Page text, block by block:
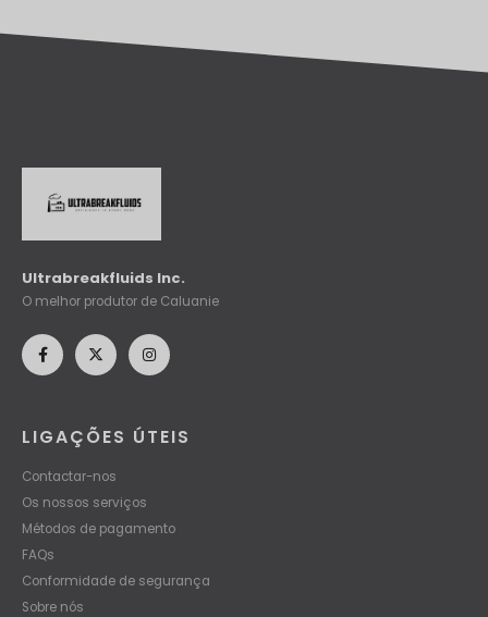
Ultrabreakfluids Inc.
O melhor produtor de Caluanie
LIGAÇÕES ÚTEIS
Contactar-nos
Os nossos serviços
Métodos de pagamento
FAQs
Conformidade de segurança
Sobre nós